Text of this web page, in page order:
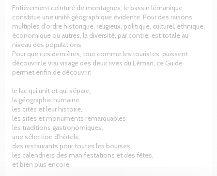
Entièrement ceinturé de montagnes, le bassin lémanique
constitue une unité géographique évidente. Pour des raisons
multiples d'ordre historique, religieux, politique, culturel, ethnique,
économique ou autres, la diversité, par contre, est totale au
niveau des populations.
Pour que ces dernières, tout comme les touristes, puissent
découvrir le vrai visage des deux rives du Léman, ce Guide
permet enfin de découvrir:
le lac qui unit et qui sépare,
la géographie humaine
les cités et leur histoire,
les sites et monuments remarquables
les traditions gastronomiques,
une sélection d'hôtels,
des restaurants pour toutes les bourses,
les calendriers des manifestations et des fêtes,
et bien plus encore.